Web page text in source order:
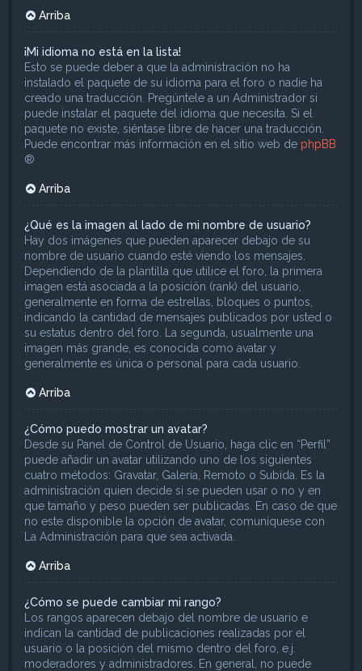
Arriba
¡Mi idioma no está en la lista!
Esto se puede deber a que la administración no ha
instalado el paquete de su idioma para el foro o nadie ha
creado una traducción. Pregúntele a un Administrador si
puede instalar el paquete del idioma que necesita. Si el
paquete no existe, siéntase libre de hacer una traducción.
Puede encontrar más información en el sitio web de phpBB
®
Arriba
¿Qué es la imagen al lado de mi nombre de usuario?
Hay dos imágenes que pueden aparecer debajo de su
nombre de usuario cuando esté viendo los mensajes.
Dependiendo de la plantilla que utilice el foro, la primera
imagen está asociada a la posición (rank) del usuario,
generalmente en forma de estrellas, bloques o puntos,
indicando la cantidad de mensajes publicados por usted o
su estatus dentro del foro. La segunda, usualmente una
imagen más grande, es conocida como avatar y
generalmente es única o personal para cada usuario.
Arriba
¿Cómo puedo mostrar un avatar?
Desde su Panel de Control de Usuario, haga clic en “Perfil”
puede añadir un avatar utilizando uno de los siguientes
cuatro métodos: Gravatar, Galería, Remoto o Subida. Es la
administración quien decide si se pueden usar o no y en
que tamaño y peso pueden ser publicadas. En caso de que
no este disponible la opción de avatar, comuníquese con
La Administración para que sea activada.
Arriba
¿Cómo se puede cambiar mi rango?
Los rangos aparecen debajo del nombre de usuario e
indican la cantidad de publicaciones realizadas por el
usuario o la posición del mismo dentro del foro, e.j.
moderadores y administradores. En general, no puede